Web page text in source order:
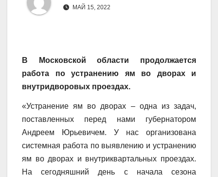
МАЙ 15, 2022
В Московской области продолжается
работа по устранению ям во дворах и
внутридворовых проездах.
«Устранение ям во дворах – одна из задач,
поставленных перед нами губернатором
Андреем Юрьевичем. У нас организована
системная работа по выявлению и устранению
ям во дворах и внутриквартальных проездах.
На сегодняшний день с начала сезона